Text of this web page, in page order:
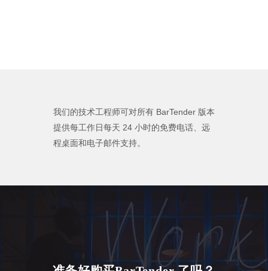
我们的技术工程师可对所有 BarTender 版本
提供每工作日每天 24 小时的免费电话、远
程桌面和电子邮件支持。